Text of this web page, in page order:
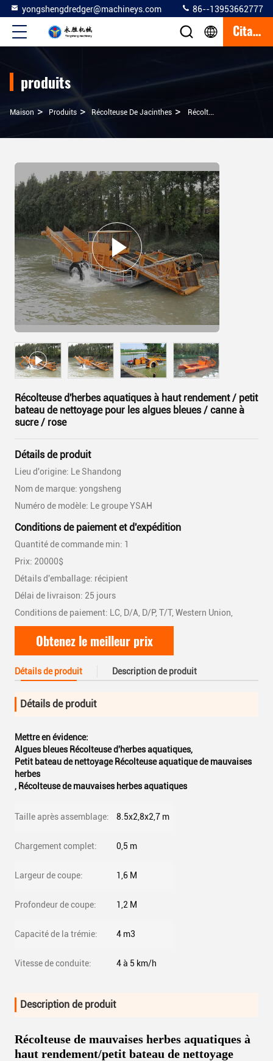
yongshengdredger@machineys.com 86--13953662777
Citation
produits
Maison > Produits > Récolteuse De Jacinthes > Récolteuse D'herbes Aquatiques À Haut Rendement / Petit Bateau De Nettoyage Pour Les Algues Bleues / Canne À Sucre / Rose
Récolteuse d'herbes aquatiques à haut rendement / petit
bateau de nettoyage pour les algues bleues / canne à
sucre / rose
Détails de produit
Lieu d'origine: Le Shandong
Nom de marque: yongsheng
Numéro de modèle: Le groupe YSAH
Conditions de paiement et d'expédition
Quantité de commande min: 1
Prix: 20000$
Détails d'emballage: récipient
Délai de livraison: 25 jours
Conditions de paiement: LC, D/A, D/P, T/T, Western Union,
Obtenez le meilleur prix
Détails de produit Description de produit
Détails de produit
Mettre en évidence:
Algues bleues Récolteuse d'herbes aquatiques,
Petit bateau de nettoyage Récolteuse aquatique de mauvaises
herbes
, Récolteuse de mauvaises herbes aquatiques
Taille après assemblage: 8.5x2,8x2,7 m
Chargement complet: 0,5 m
Largeur de coupe: 1,6 M
Profondeur de coupe: 1,2 M
Capacité de la trémie: 4 m3
Vitesse de conduite: 4 à 5 km/h
Description de produit
Récolteuse de mauvaises herbes aquatiques à
haut rendement/petit bateau de nettoyage